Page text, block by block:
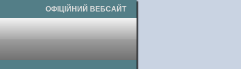
ОФІЦІЙНИЙ ВЕБСАЙТ